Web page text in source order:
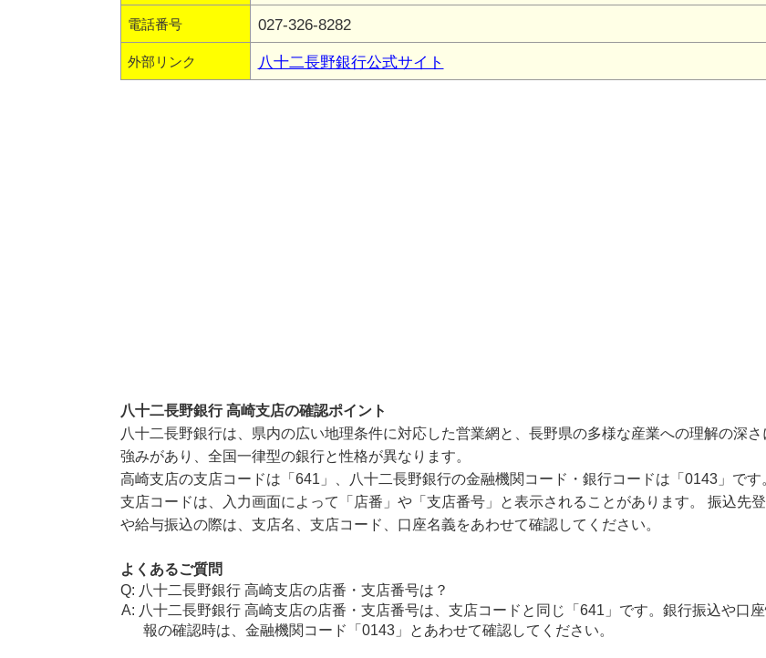
電話番号 027-326-8282
外部リンク 八十二長野銀行公式サイト
八十二長野銀行 高崎支店の確認ポイント
八十二長野銀行は、県内の広い地理条件に対応した営業網と、長野県の多様な産業への理解の深さ
強みがあり、全国一律型の銀行と性格が異なります。
高崎支店の支店コードは「641」、八十二長野銀行の金融機関コード・銀行コードは「0143」です
支店コードは、入力画面によって「店番」や「支店番号」と表示されることがあります。 振込先
や給与振込の際は、支店名、支店コード、口座名義をあわせて確認してください。
よくあるご質問
八十二長野銀行 高崎支店の店番・支店番号は？
八十二長野銀行 高崎支店の店番・支店番号は、支店コードと同じ「641」です。銀行振込や口
報の確認時は、金融機関コード「0143」とあわせて確認してください。